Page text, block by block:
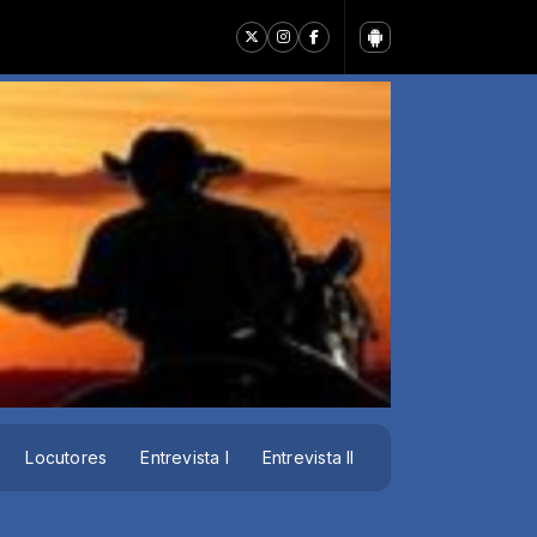
Locutores Entrevista I Entrevista II